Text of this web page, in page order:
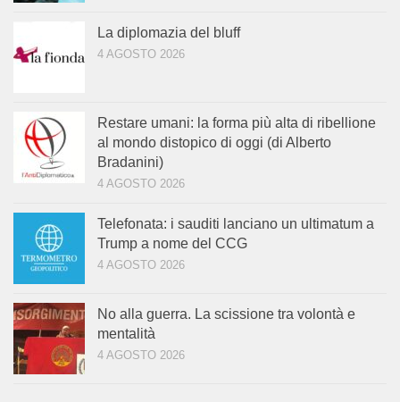
La diplomazia del bluff
4 AGOSTO 2026
Restare umani: la forma più alta di ribellione
al mondo distopico di oggi (di Alberto
Bradanini)
4 AGOSTO 2026
Telefonata: i sauditi lanciano un ultimatum a
Trump a nome del CCG
4 AGOSTO 2026
No alla guerra. La scissione tra volontà e
mentalità
4 AGOSTO 2026